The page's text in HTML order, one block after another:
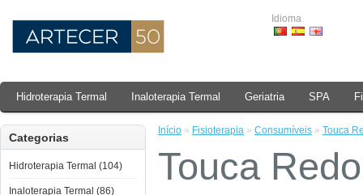
Idioma
Hidroterapia Termal Inaloterapia Termal Geriatria SPA
Categorias
Hidroterapia Termal (104)
Inaloterapia Termal (86)
Início » Fisioterapia » Consumíveis » Touca
Touca